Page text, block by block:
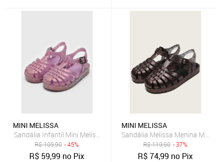
MINI MELISSA
Sandália Infantil Mini Melissa Possession Shiny B Lilás
R$109,90 - 45%
R$ 59,99 no Pix
MINI MELISSA
Sandália Melissa Menina Mel
R$119,90 - 37%
R$74,99 no Pix